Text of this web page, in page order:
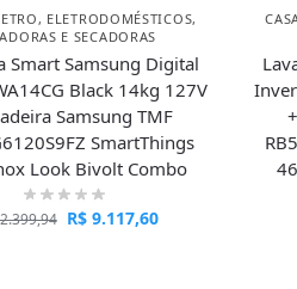
, ELETRODOMÉSTICOS,
E SECADORAS
Smart Samsung Digital
Black 14kg 127V
Samsung TMF
SmartThings
Look Bivolt Combo
R$9.117,60